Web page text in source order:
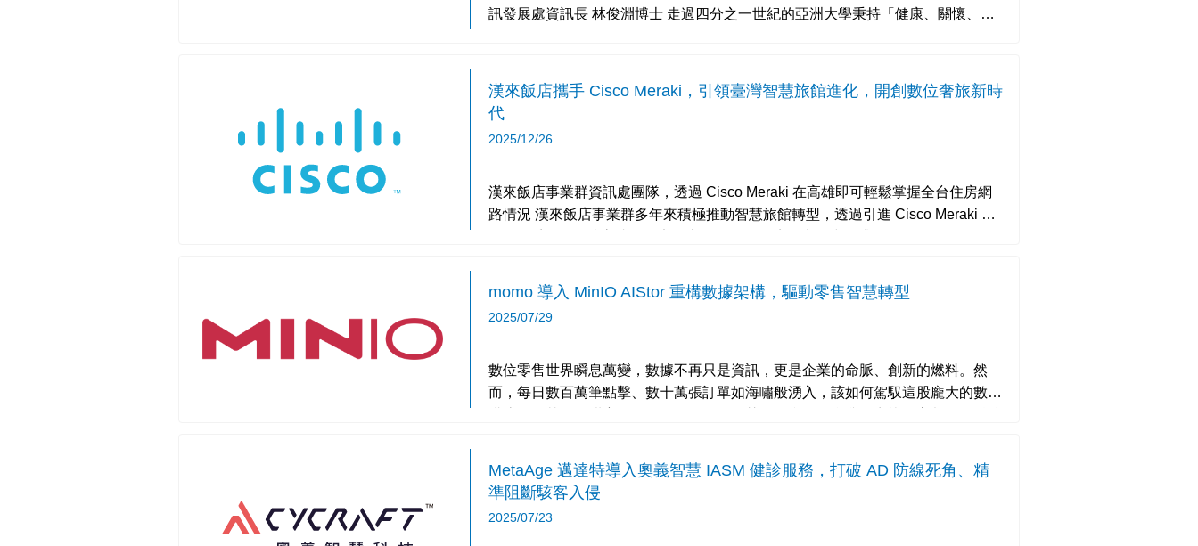
訊發展處資訊長 林俊淵博士 走過四分之一世紀的亞洲大學秉持「健康、關懷、創
漢來飯店攜手 Cisco Meraki，引領臺灣智慧旅館進化，開創數位奢旅新時
代
2025/12/26
漢來飯店事業群資訊處團隊，透過 Cisco Meraki 在高雄即可輕鬆掌握全台住房網
路情況 漢來飯店事業群多年來積極推動智慧旅館轉型，透過引進 Cisco Meraki 無
momo 導入 MinIO AIStor 重構數據架構，驅動零售智慧轉型
2025/07/29
數位零售世界瞬息萬變，數據不再只是資訊，更是企業的命脈、創新的燃料。然
而，每日數百萬筆點擊、數十萬張訂單如海嘯般湧入，該如何駕馭這股龐大的數據
MetaAge 邁達特導入奧義智慧 IASM 健診服務，打破 AD 防線死角、精
準阻斷駭客入侵
2025/07/23